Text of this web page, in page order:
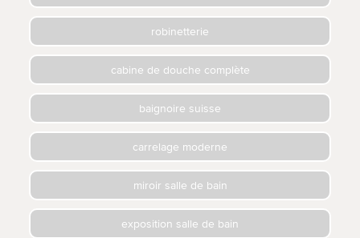
robinetterie
cabine de douche complète
baignoire suisse
carrelage moderne
miroir salle de bain
exposition salle de bain